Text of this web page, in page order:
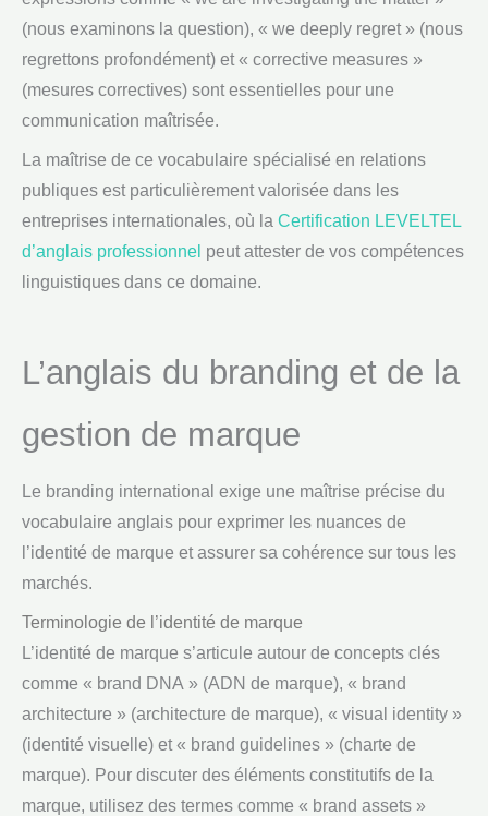
(nous examinons la question), « we deeply regret » (nous
regrettons profondément) et « corrective measures »
(mesures correctives) sont essentielles pour une
communication maîtrisée.
La maîtrise de ce vocabulaire spécialisé en relations
publiques est particulièrement valorisée dans les
entreprises internationales, où la Certification LEVELTEL
d’anglais professionnel peut attester de vos compétences
linguistiques dans ce domaine.
L’anglais du branding et de la
gestion de marque
Le branding international exige une maîtrise précise du
vocabulaire anglais pour exprimer les nuances de
l’identité de marque et assurer sa cohérence sur tous les
marchés.
Terminologie de l’identité de marque
L’identité de marque s’articule autour de concepts clés
comme « brand DNA » (ADN de marque), « brand
architecture » (architecture de marque), « visual identity »
(identité visuelle) et « brand guidelines » (charte de
marque). Pour discuter des éléments constitutifs de la
marque, utilisez des termes comme « brand assets »